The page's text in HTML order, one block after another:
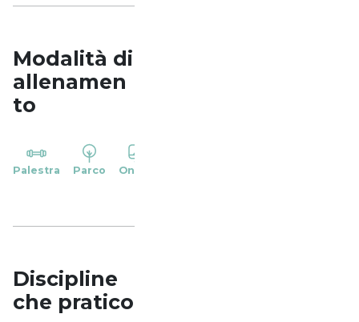
Modalità di
allenamen
to
Palestra Parco Online
Discipline
che pratico